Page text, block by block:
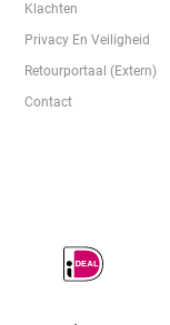
Klachten
Privacy En Veiligheid
Retourportaal (extern)
Contact